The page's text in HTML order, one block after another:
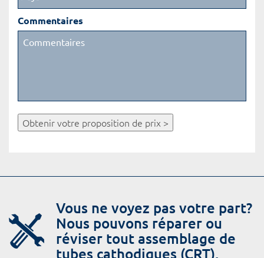
Commentaires
Obtenir votre proposition de prix >
Vous ne voyez pas votre part?
Nous pouvons réparer ou
réviser tout assemblage de
tubes cathodiques (CRT).